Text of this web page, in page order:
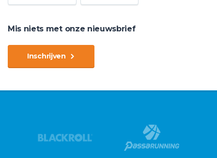
Mis niets met onze nieuwsbrief
Inschrijven